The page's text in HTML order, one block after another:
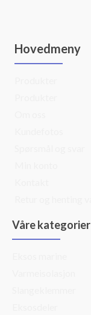
Hovedmeny
Våre kategorier